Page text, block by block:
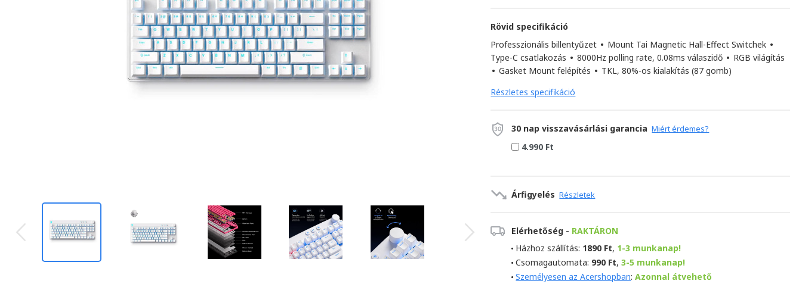
Rövid specifikáció
Professzionális billentyűzet • Mount Tai Magnetic Hall-Effect Switchek •
Type-C csatlakozás • 8000Hz polling rate, 0.08ms válaszidő • RGB világítás
• Gasket Mount felépítés • TKL, 80%-os kialakítás (87 gomb)
Részletes specifikáció
30 nap visszavásárlási garancia Miért érdemes?
4.990 Ft
Árfigyelés Részletek
Elérhetőség - RAKTÁRON
Házhoz szállítás: 1890 Ft, 1-3 munkanap!
Csomagautomata: 990 Ft,3-5 munkanap!
Személyesen az Acershopban:Azonnal átvehető